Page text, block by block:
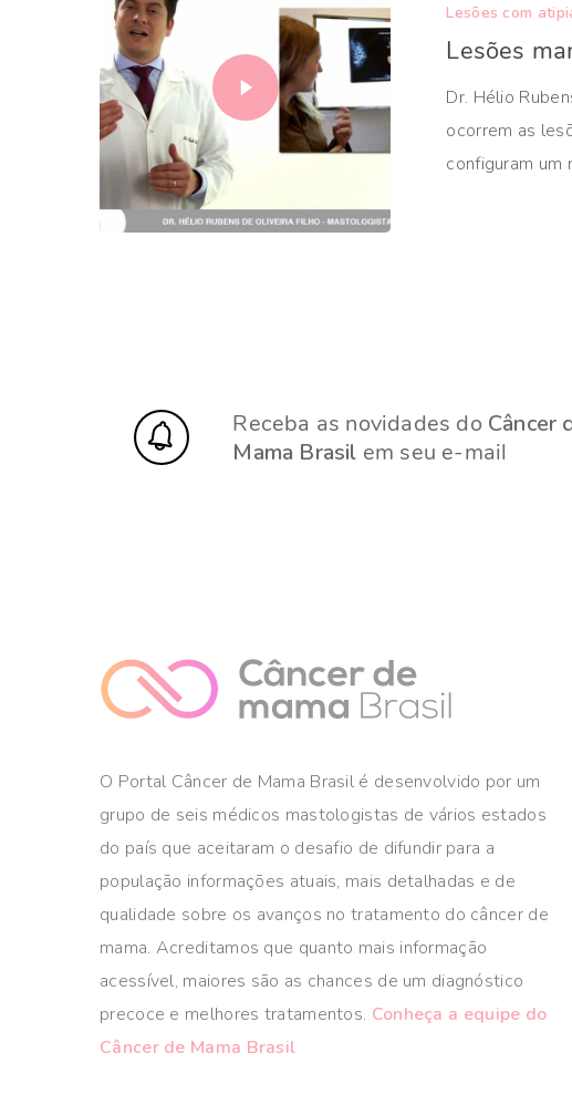
Lesões com
Lesões
Dr. Hélio
ocorrem as
configuram um
Receba as novidades do Câncer
Mama Brasil em seu e-mail
O Portal Câncer de Mama Brasil é desenvolvido por um
grupo de seis médicos mastologistas de vários estados
do país que aceitaram o desafio de difundir para a
população informações atuais, mais detalhadas e de
qualidade sobre os avanços no tratamento do câncer de
mama. Acreditamos que quanto mais informação
acessível, maiores são as chances de um diagnóstico
precoce e melhores tratamentos. Conheça a equipe do
Câncer de Mama Brasil